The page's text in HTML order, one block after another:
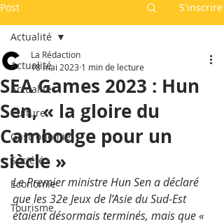
Post S'inscrire
Actualité
Actualité
Culture
Gastronomie
Société
Economie
Tourisme
Actualité
SEA Games 2023 : Hun
Sen, « la gloire du
Cambodge pour un
siècle »
La Rédaction
18 mai 2023 1 min de lecture
Le Premier ministre Hun Sen a déclaré
que les 32e Jeux de l’Asie du Sud-Est
étaient désormais terminés, mais que «